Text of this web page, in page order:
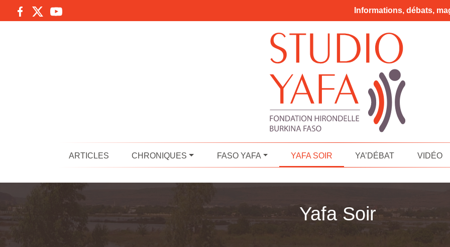
Informations, débats,
ARTICLES CHRONIQUES FASO YAFA YAFA SOIR YA’DÉBAT VIDÉO
Yafa Soir